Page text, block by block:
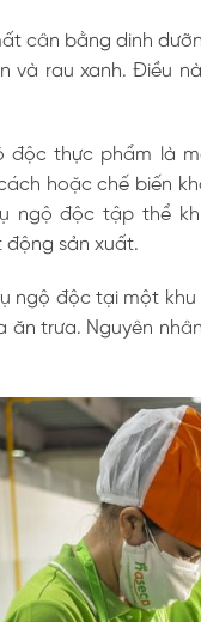
cân bằng dinh
và rau xanh. Điều
độc thực phẩm là
hoặc chế biến
ngộ độc tập thể
động sản xuất.
ngộ độc tại một
ăn trưa. Nguyên